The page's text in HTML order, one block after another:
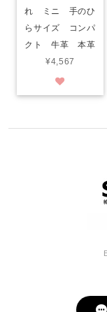
れ ミニ 手のひ
らサイズ コンパ
クト 牛革 本革
¥4,567